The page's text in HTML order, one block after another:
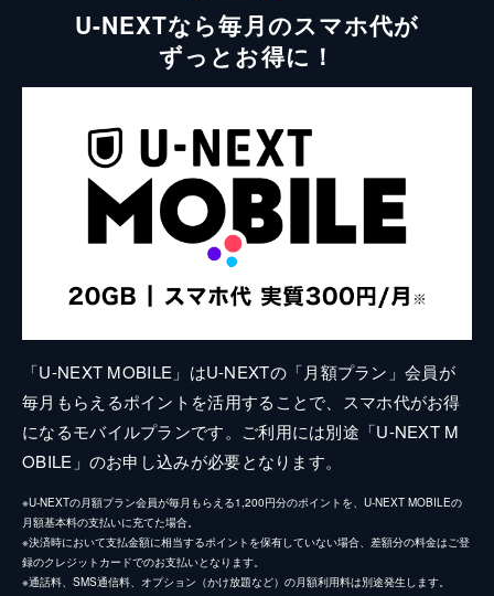
U-NEXTなら毎月のスマホ代が
ずっとお得に！
「U-NEXT MOBILE」はU-NEXTの「月額プラン」会員が
毎月もらえるポイントを活用することで、スマホ代がお得
になるモバイルプランです。ご利用には別途「U-NEXT M
OBILE」のお申し込みが必要となります。
※U-NEXTの月額プラン会員が毎月もらえる1,200円分のポイントを、U-NEXT MOBILEの
月額基本料の支払いに充てた場合。
※決済時において支払金額に相当するポイントを保有していない場合、差額分の料金はご登
録のクレジットカードでのお支払いとなります。
※通話料、SMS通信料、オプション（かけ放題など）の月額利用料は別途発生します。